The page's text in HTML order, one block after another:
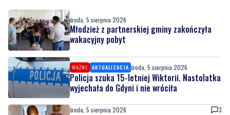
WAŻNE AKTUALIZACJA środa, 5 sierpnia 2026
Policja szuka 15-letniej Wiktorii. Nastolatka
środa, 5 sierpnia 2026
Wystawił skradzione motocykle na sprzedaż
w internecie. Wpadł po zgłoszeniu
właściciela